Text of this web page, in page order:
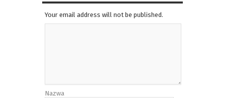
Your email address will not be published.
Nazwa